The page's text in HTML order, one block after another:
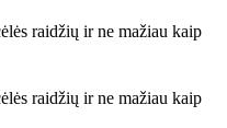
raidžių ir ne mažiau kaip
raidžių ir ne mažiau kaip